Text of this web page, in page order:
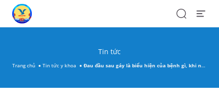
SearchOpen
Tin tức
Trang chủ Tin tức y khoa Đau đầu sau gáy là biểu hiện của bệnh gì, khi nào cần đi thăm khám?